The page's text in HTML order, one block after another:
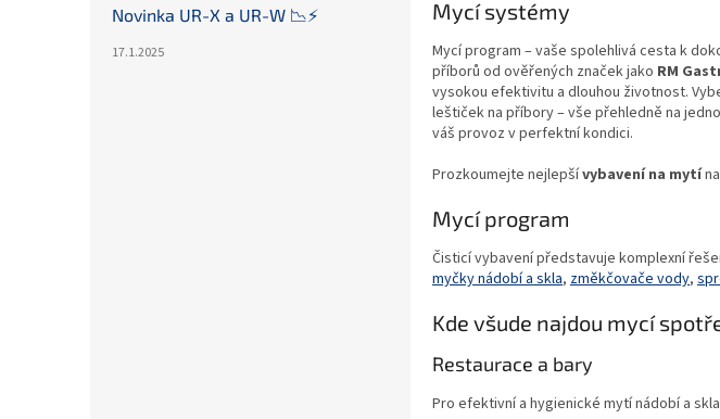
Novinka UR-X a UR-W 📉⚡️
17.1.2025
Mycí systémy
Mycí program – vaše spolehlivá cesta k
příborů od ověřených značek jako RM
vysokou efektivitu a dlouhou životnost.
leštiček na příbory – vše přehledně na
váš provoz v perfektní kondici.
Prozkoumejte nejlepšívybavení na mytí
Mycí program
Čisticí vybavení představuje komplexní
myčky nádobí a skla, změkčovače vody,
Kde všude najdou mycí
Restaurace a bary
Pro efektivní a hygienické mytí nádobí a